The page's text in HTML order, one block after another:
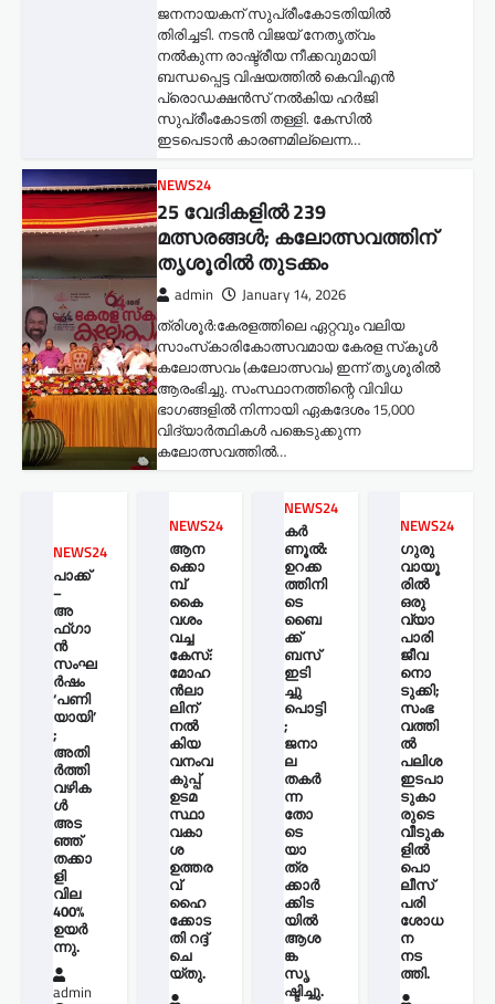
ജനനായകന് സുപ്രീംകോടതിയില്‍
തിരിച്ചടി. നടൻ വിജയ് നേതൃത്വം
നൽകുന്ന രാഷ്ട്രീയ നീക്കവുമായി
ബന്ധപ്പെട്ട വിഷയത്തിൽ കെവിഎൻ
പ്രൊഡക്ഷൻസ് നൽകിയ ഹർജി
സുപ്രീംകോടതി തള്ളി. കേസിൽ
ഇടപെടാൻ കാരണമില്ലെന്ന…
NEWS24
25 വേദികളിൽ 239
മത്സരങ്ങൾ; കലോത്സവത്തിന്
തൃശൂരിൽ തുടക്കം
admin January 14, 2026
ത്രിശൂർ:കേരളത്തിലെ ഏറ്റവും വലിയ
സാംസ്‌കാരികോത്സവമായ കേരള സ്‌കൂൾ
കലോത്സവം (കലോത്സവം) ഇന്ന് തൃശൂരിൽ
ആരംഭിച്ചു. സംസ്ഥാനത്തിന്റെ വിവിധ
ഭാഗങ്ങളിൽ നിന്നായി ഏകദേശം 15,000
വിദ്യാർത്ഥികൾ പങ്കെടുക്കുന്ന
കലോത്സവത്തിൽ…
NEWS24
പാക്ക്
–
അ
ഫ്ഗാ
ൻ
സംഘ
ർഷം
‘പണി
യായി’
;
അതി
ർത്തി
വഴിക
ൾ
അട
ഞ്ഞ്
തക്കാ
ളി
വില
400%
ഉയർ
ന്നു.
admin
NEWS24
ആന
ക്കൊ
മ്പ്
കൈ
വശം
വച്ച
കേസ്:
മോഹ
ന്‍ലാ
ലിന്
നൽ
കിയ
വനംവ
കുപ്പ്
ഉടമ
സ്ഥാ
വകാ
ശ
ഉത്തര
വ്
ഹൈ
ക്കോട
തി റദ്ദ്
ചെ
യ്തു.
NEWS24
കർ
ണൂൽ:
ഉറക്ക
ത്തിനി
ടെ
ബൈ
ക്ക്
ബസ്
ഇടി
ച്ചു
പൊട്ടി
;
ജനാ
ല
തകർ
ന്ന
തോ
ടെ
യാ
ത്ര
ക്കാർ
ക്കിട
യിൽ
ആശ
ങ്ക
സൃ
ഷ്ടിച്ചു.
NEWS24
ഗുരു
വായൂ
രില്‍
ഒരു
വ്യാ
പാരി
ജീവ
നൊ
ടുക്കി;
സംഭ
വത്തി
ല്‍
പലിശ
ഇടപാ
ടുകാ
രുടെ
വീടുക
ളില്‍
പൊ
ലീസ്
പരി
ശോധ
ന
നട
ത്തി.